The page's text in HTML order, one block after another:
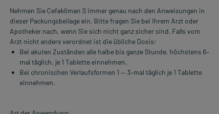
Nehmen Sie Cefakliman S immer genau nach den Anweisungen in
dieser Packungsbeilage ein. Bitte fragen Sie bei Ihrem Arzt oder
Apotheker nach, wenn Sie sich nicht ganz sicher sind. Falls vom
Arzt nicht anders verordnet ist die übliche Dosis:
Bei akuten Zuständen alle halbe bis ganze Stunde, höchstens 6–
mal täglich, je 1 Tablette einnehmen.
Bei chronischen Verlaufsformen 1 — 3–mal täglich je 1 Tablette
einnehmen.